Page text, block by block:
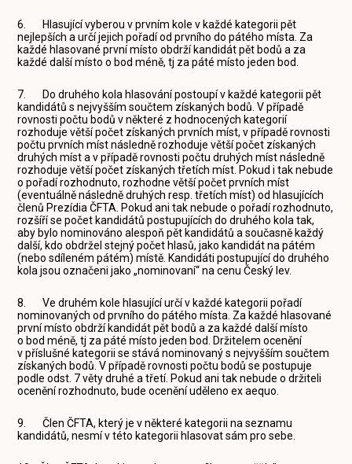
6. Hlasující vyberou v prvním kole v každé kategorii pět
nejlepších a určí jejich pořadí od prvního do pátého místa. Za
každé hlasované první místo obdrží kandidát pět bodů a za
každé další místo o bod méně, tj za páté místo jeden bod.
7. Do druhého kola hlasování postoupí v každé kategorii pět
kandidátů s nejvyšším součtem získaných bodů. V případě
rovnosti počtu bodů v některé z hodnocených kategorií
rozhoduje větší počet získaných prvních míst, v případě rovnosti
počtu prvních míst následně rozhoduje větší počet získaných
druhých míst a v případě rovnosti počtu druhých míst následně
rozhoduje větší počet získaných třetích míst. Pokud i tak nebude
o pořadí rozhodnuto, rozhodne větší počet prvních míst
(eventuálně následně druhých resp. třetích míst) od hlasujících
členů Prezídia ČFTA. Pokud ani tak nebude o pořadí rozhodnuto,
rozšíří se počet kandidátů postupujících do druhého kola tak,
aby bylo nominováno alespoň pět kandidátů a současně každý
další, kdo obdržel stejný počet hlasů, jako kandidát na pátém
(nebo sdíleném pátém) místě. Kandidáti postupující do druhého
kola jsou označeni jako „nominovaní“ na cenu Český lev.
8. Ve druhém kole hlasující určí v každé kategorii pořadí
nominovaných od prvního do pátého místa. Za každé hlasované
první místo obdrží kandidát pět bodů a za každé další místo
o bod méně, tj za páté místo jeden bod. Držitelem ocenění
v příslušné kategorii se stává nominovaný s nejvyšším součtem
získaných bodů. V případě rovnosti počtu bodů se postupuje
podle odst. 7 věty druhé a třetí. Pokud ani tak nebude o držiteli
ocenění rozhodnuto, bude ocenění uděleno ex aequo.
9. Člen ČFTA, který je v některé kategorii na seznamu
kandidátů, nesmí v této kategorii hlasovat sám pro sebe.